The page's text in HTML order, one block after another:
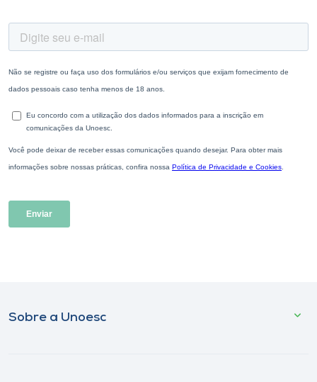
Sobre a Unoesc